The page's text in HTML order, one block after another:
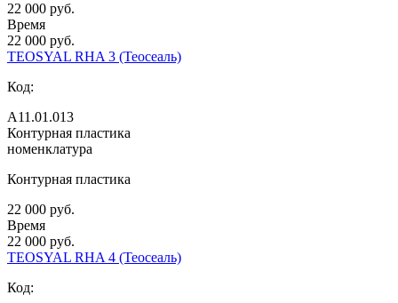
22 000 руб.
Время
22 000 руб.
TEOSYAL RHA 3 (Теосеаль)
Код:
А11.01.013
Контурная пластика
номенклатура
Контурная пластика
22 000 руб.
Время
22 000 руб.
TEOSYAL RHA 4 (Теосеаль)
Код: